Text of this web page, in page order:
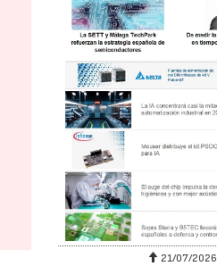
21/07/2026